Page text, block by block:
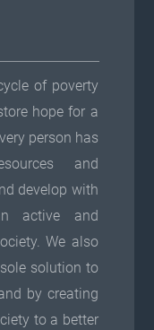
of poverty
hope for a
person has
and
develop with
active and
We also
solution to
by creating
to a better